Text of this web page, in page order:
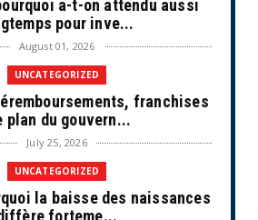
a-t-on attendu aussi
pour inve...
August 01, 2026
UNCATEGORIZED
franchises
plan du gouvern...
July 25, 2026
UNCATEGORIZED
la baisse des naissances
forteme...